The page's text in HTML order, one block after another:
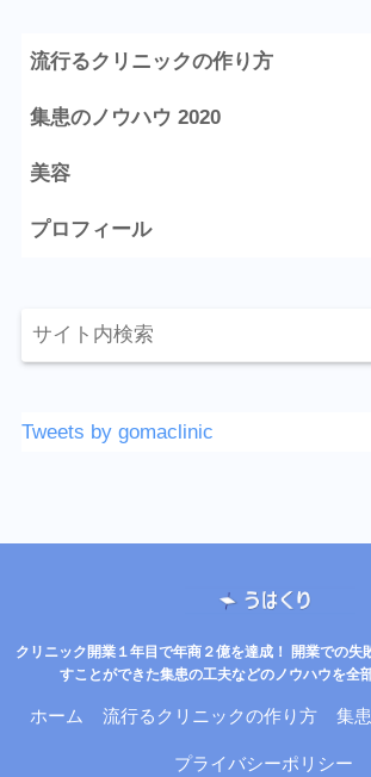
流行るクリニックの作り方
集患のノウハウ 2020
美容
プロフィール
Tweets by gomaclinic
クリニック開業１年目で年商２億を達成！ 開業での失
すことができた集患の工夫などのノウハウを全
ホーム 流行るクリニックの作り方 集
プライバシーポリシー